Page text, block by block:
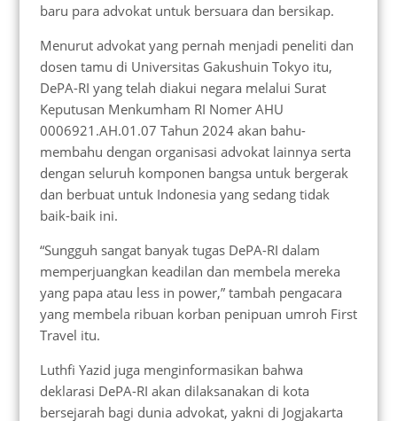
baru para advokat untuk bersuara dan bersikap.
Menurut advokat yang pernah menjadi peneliti dan
dosen tamu di Universitas Gakushuin Tokyo itu,
DePA-RI yang telah diakui negara melalui Surat
Keputusan Menkumham RI Nomer AHU
0006921.AH.01.07 Tahun 2024 akan bahu-
membahu dengan organisasi advokat lainnya serta
dengan seluruh komponen bangsa untuk bergerak
dan berbuat untuk Indonesia yang sedang tidak
baik-baik ini.
“Sungguh sangat banyak tugas DePA-RI dalam
memperjuangkan keadilan dan membela mereka
yang papa atau less in power,” tambah pengacara
yang membela ribuan korban penipuan umroh First
Travel itu.
Luthfi Yazid juga menginformasikan bahwa
deklarasi DePA-RI akan dilaksanakan di kota
bersejarah bagi dunia advokat, yakni di Jogjakarta